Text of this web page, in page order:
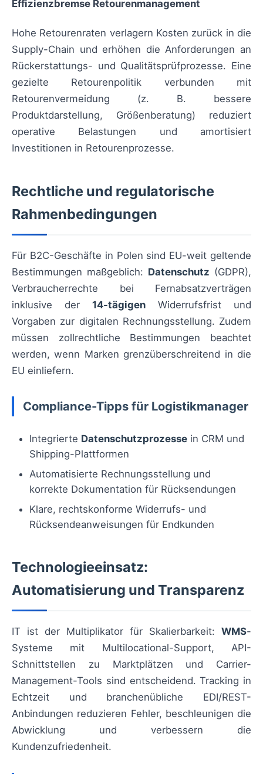
Effizienzbremse Retourenmanagement
Hohe Retourenraten verlagern Kosten zurück in die
Supply-Chain und erhöhen die Anforderungen an
Rückerstattungs- und Qualitätsprüfprozesse. Eine
gezielte Retourenpolitik verbunden mit
Retourenvermeidung (z. B. bessere
Produktdarstellung, Größenberatung) reduziert
operative Belastungen und amortisiert
Investitionen in Retourenprozesse.
Rechtliche und regulatorische
Rahmenbedingungen
Für B2C-Geschäfte in Polen sind EU-weit geltende
Bestimmungen maßgeblich: Datenschutz (GDPR),
Verbraucherrechte bei Fernabsatzverträgen
inklusive der 14-tägigen Widerrufsfrist und
Vorgaben zur digitalen Rechnungsstellung. Zudem
müssen zollrechtliche Bestimmungen beachtet
werden, wenn Marken grenzüberschreitend in die
EU einliefern.
Compliance-Tipps für Logistikmanager
Integrierte Datenschutzprozesse in CRM und
Shipping-Plattformen
Automatisierte Rechnungsstellung und
korrekte Dokumentation für Rücksendungen
Klare, rechtskonforme Widerrufs- und
Rücksendeanweisungen für Endkunden
Technologieeinsatz:
Automatisierung und Transparenz
IT ist der Multiplikator für Skalierbarkeit: WMS-
Systeme mit Multilocational-Support, API-
Schnittstellen zu Marktplätzen und Carrier-
Management-Tools sind entscheidend. Tracking in
Echtzeit und branchenübliche EDI/REST-
Anbindungen reduzieren Fehler, beschleunigen die
Abwicklung und verbessern die
Kundenzufriedenheit.